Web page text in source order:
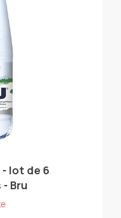
- lot de 6
Bru